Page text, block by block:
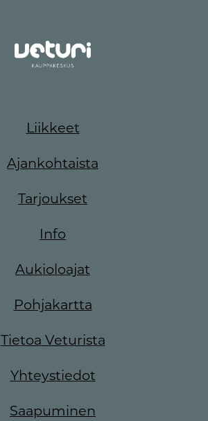
Liikkeet
Ajankohtaista
Tarjoukset
Info
Aukioloajat
Pohjakartta
Tietoa Veturista
Yhteystiedot
Saapuminen